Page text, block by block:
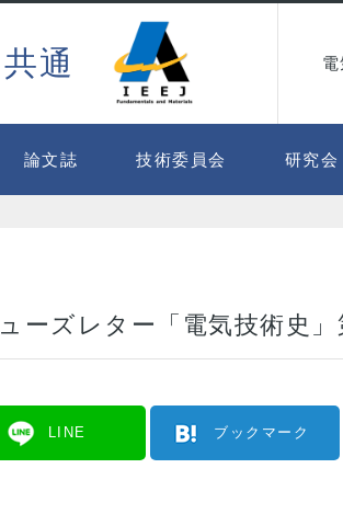
通
論文誌 技術委員会 研究会
ーズレター「電気技術史
LINE ブックマーク